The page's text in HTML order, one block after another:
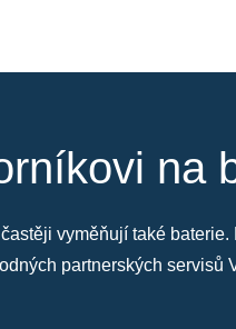
na
vyměňují také
partnerských servisů